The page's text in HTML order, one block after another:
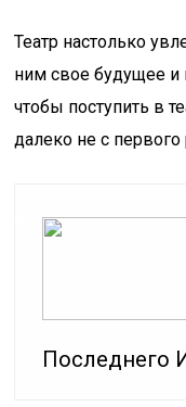
Театр настолько
ним свое будущее и
чтобы поступить в
далеко не с первого
Последнего